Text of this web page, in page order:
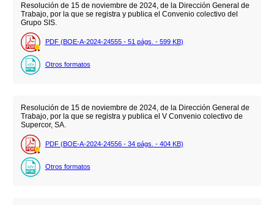
Resolución de 15 de noviembre de 2024, de la Dirección General de
Trabajo, por la que se registra y publica el Convenio colectivo del
Grupo SIS.
PDF (BOE-A-2024-24555 - 51 págs. - 599 KB)
Otros formatos
Resolución de 15 de noviembre de 2024, de la Dirección General de
Trabajo, por la que se registra y publica el V Convenio colectivo de
Supercor, SA.
PDF (BOE-A-2024-24556 - 34 págs. - 404 KB)
Otros formatos